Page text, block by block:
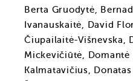
Berta Gruodytė,
Ivanauskaitė, David
Čiupailaitė-Višnevska,
Mickevičiūtė, Domantė
Kalmatavičius,